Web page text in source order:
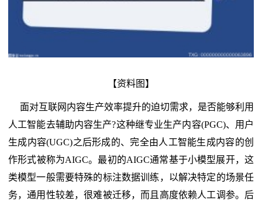
【资料图】
面对互联网内容生产效率提升的迫切需求，是否能够利用
人工智能去辅助内容生产?这种继专业生产内容(PGC)、用户
生成内容(UGC)之后形成的、完全由人工智能生成内容的创
作形式被称为AIGC。最初的AIGC通常基于小模型展开，这
类模型一般需要特殊的标注数据训练，以解决特定的场景任
务，通用性较差，很难被迁移，而且高度依赖人工调参。后